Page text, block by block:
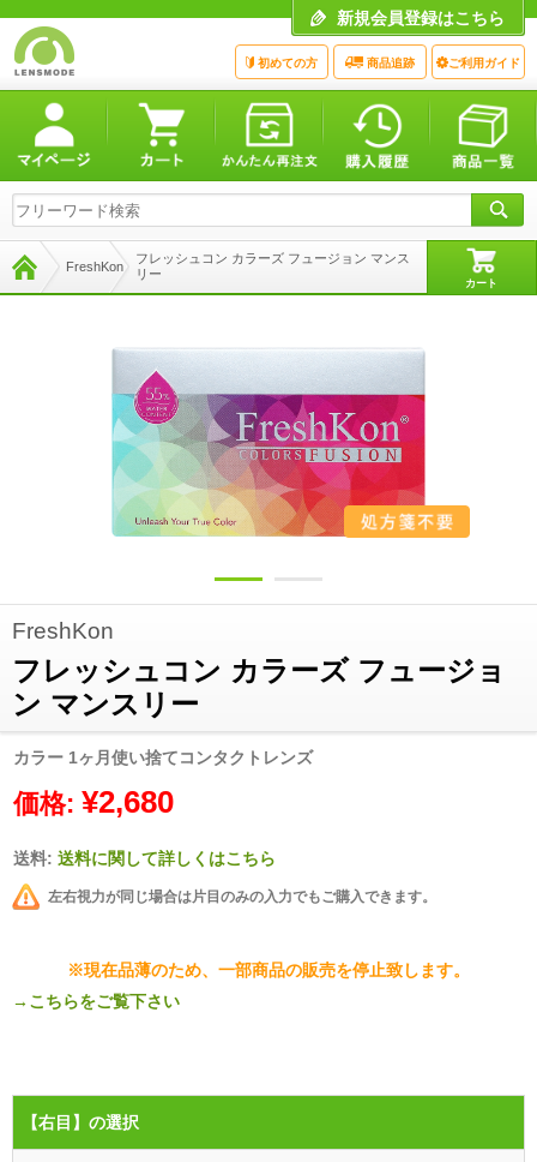
新規会員登録はこちら
初めての方 商品追跡 ご利用ガイド
FreshKon
フレッシュコン カラーズ フュージョン マンス
リー
カート
FreshKon
フレッシュコン カラーズ フュージョ
ン マンスリー
カラー 1ヶ月使い捨てコンタクトレンズ
価格:¥2,680
送料:送料に関して詳しくはこちら
左右視力が同じ場合は片目のみの入力でもご購入できます。
※現在品薄のため、一部商品の販売を停止致します。
→こちらをご覧下さい
【右目】 の選択